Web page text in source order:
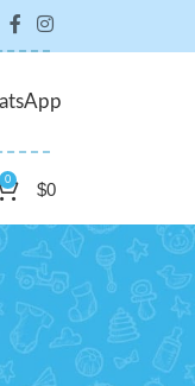
0 $0